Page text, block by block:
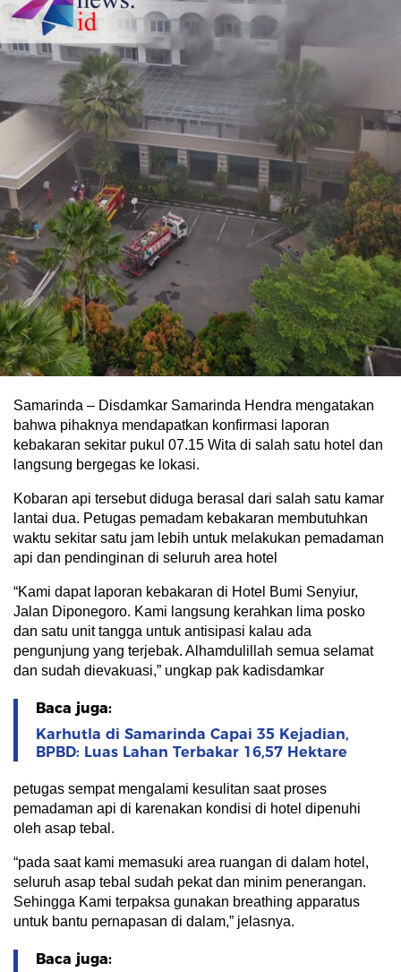
Samarinda – Disdamkar Samarinda Hendra mengatakan
bahwa pihaknya mendapatkan konfirmasi laporan
kebakaran sekitar pukul 07.15 Wita di salah satu hotel dan
langsung bergegas ke lokasi.
Kobaran api tersebut diduga berasal dari salah satu kamar
lantai dua. Petugas pemadam kebakaran membutuhkan
waktu sekitar satu jam lebih untuk melakukan pemadaman
api dan pendinginan di seluruh area hotel
“Kami dapat laporan kebakaran di Hotel Bumi Senyiur,
Jalan Diponegoro. Kami langsung kerahkan lima posko
dan satu unit tangga untuk antisipasi kalau ada
pengunjung yang terjebak. Alhamdulillah semua selamat
dan sudah dievakuasi,” ungkap pak kadisdamkar
Baca juga:
Karhutla di Samarinda Capai 35 Kejadian,
BPBD: Luas Lahan Terbakar 16,57 Hektare
petugas sempat mengalami kesulitan saat proses
pemadaman api di karenakan kondisi di hotel dipenuhi
oleh asap tebal.
“pada saat kami memasuki area ruangan di dalam hotel,
seluruh asap tebal sudah pekat dan minim penerangan.
Sehingga Kami terpaksa gunakan breathing apparatus
untuk bantu pernapasan di dalam,” jelasnya.
Baca juga: